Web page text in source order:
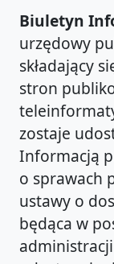
Biuletyn
urzędowy
składający
stron
zostaje
Informacją
o sprawach
ustawy o
będąca w